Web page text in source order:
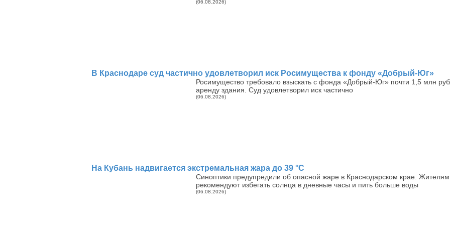
(06.08.2026)
В Краснодаре суд частично удовлетворил иск Росимущества к фонду «Добрый-Юг»
Росимущество требовало взыскать с фонда «Добрый-Юг» почти 1,5 млн
аренду здания. Суд удовлетворил иск частично
(06.08.2026)
На Кубань надвигается экстремальная жара до 39 °C
Синоптики предупредили об опасной жаре в Краснодарском крае. Жителям
рекомендуют избегать солнца в дневные часы и пить больше воды
(06.08.2026)